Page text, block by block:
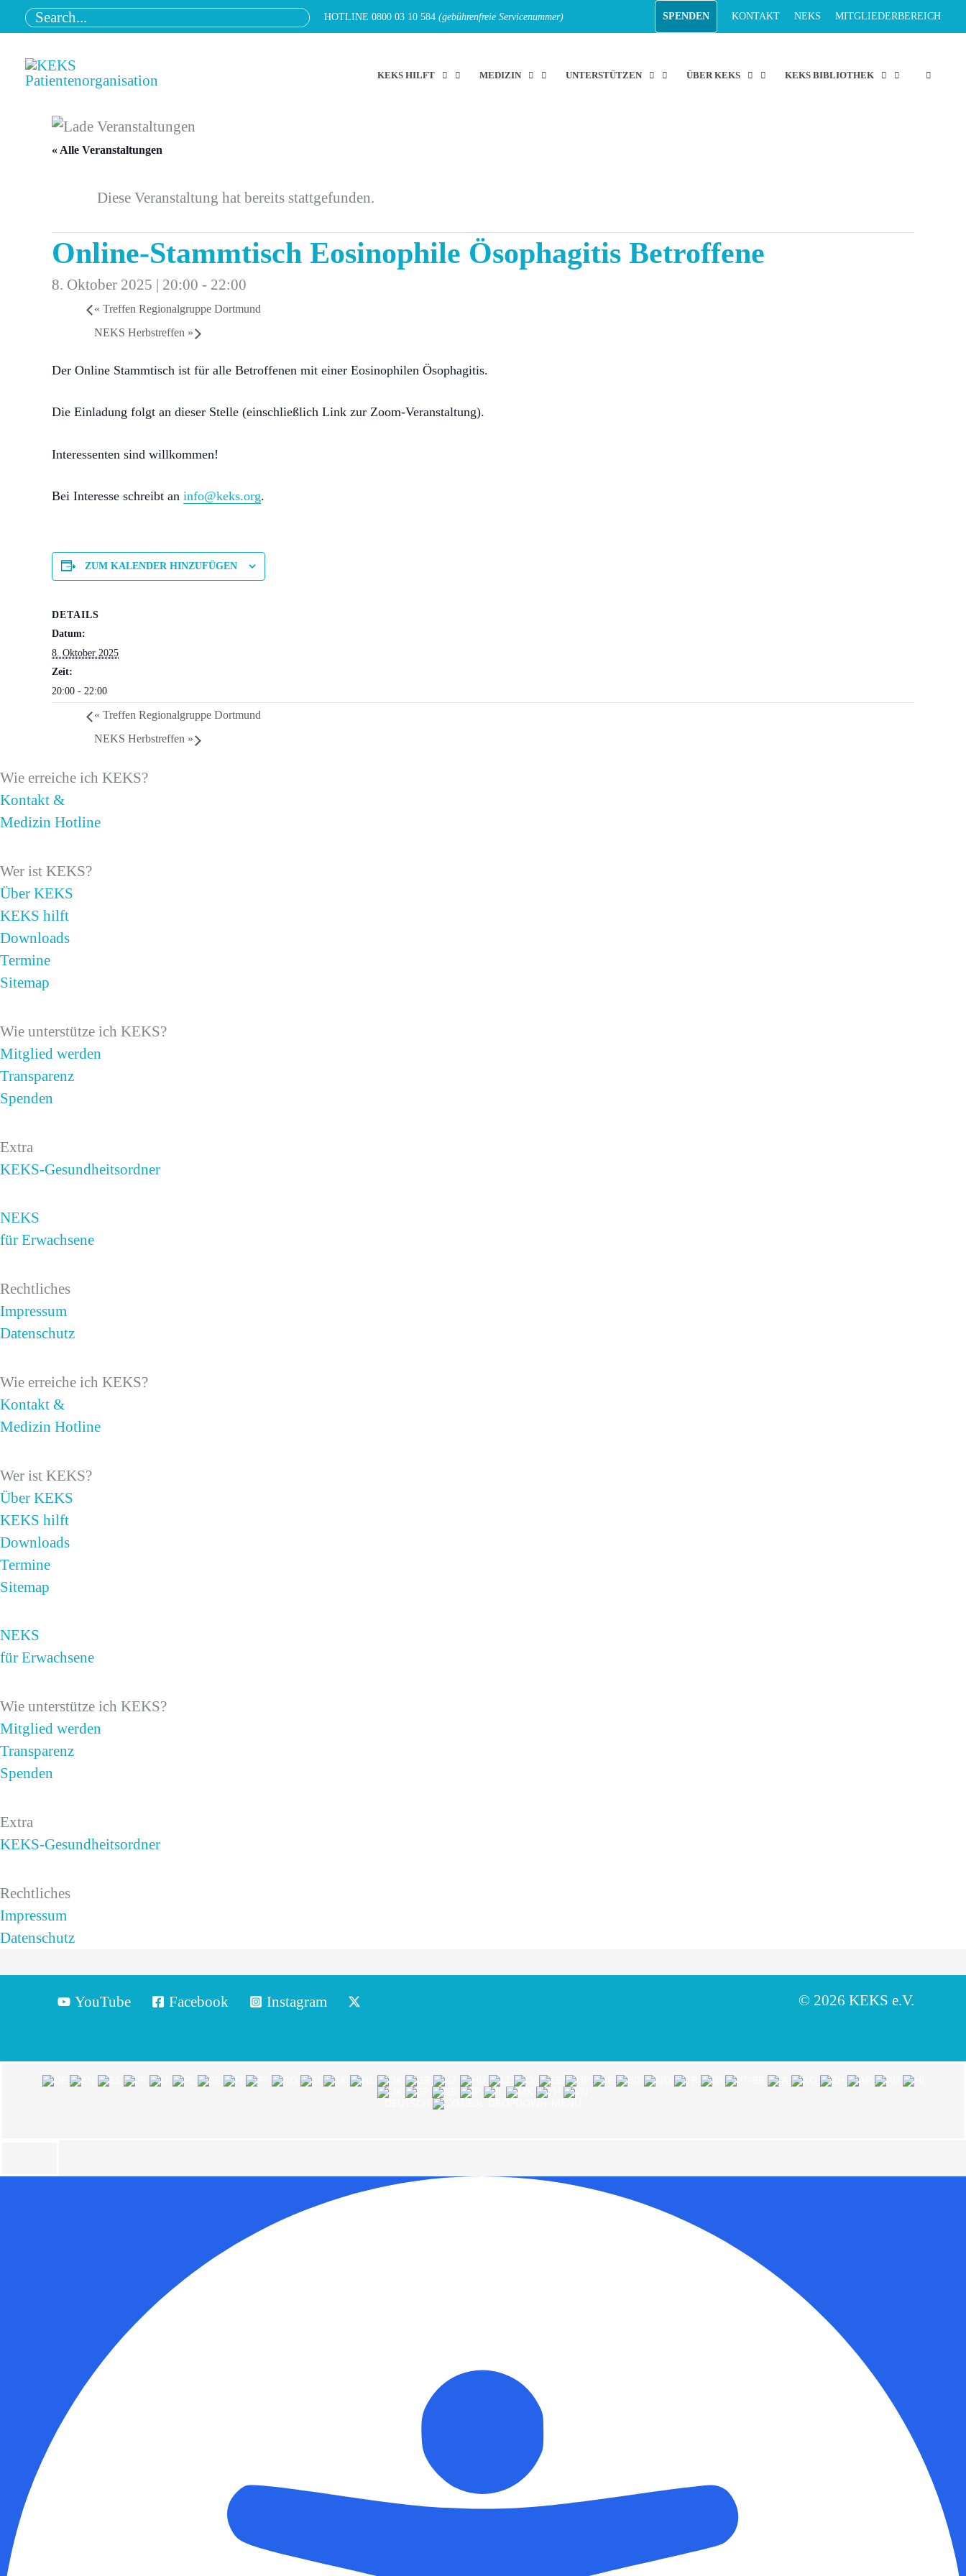
Zum
Inhalt
springen
Search
for:
HOTLINE0800 03 10 584 (gebührenfreie Servicenummer) SPENDEN KONTAKT NEKS MITGLIEDERBEREICH
KEKS HILFT MEDIZIN UNTERSTÜTZEN ÜBER KEKS KEKS BIBLIOTHEK
« Alle Veranstaltungen
Diese Veranstaltung hat bereits stattgefunden.
Online-Stammtisch Eosinophile Ösophagitis Betroffene
8. Oktober 2025 | 20:00 - 22:00
« Treffen Regionalgruppe Dortmund
NEKS Herbstreffen »
Der Online Stammtisch ist für alle Betroffenen mit einer Eosinophilen Ösophagitis.
Die Einladung folgt an dieser Stelle (einschließlich Link zur Zoom-Veranstaltung).
Interessenten sind willkommen!
Bei Interesse schreibt an info@keks.org.
ZUM KALENDER HINZUFÜGEN
DETAILS
Datum:
8. Oktober 2025
Zeit:
20:00 - 22:00
« Treffen Regionalgruppe Dortmund
NEKS Herbstreffen »
Wie erreiche ich KEKS?
Kontakt &
Medizin Hotline
Wer ist KEKS?
Über KEKS
KEKS hilft
Downloads
Termine
Sitemap
Wie unterstütze ich KEKS?
Mitglied werden
Transparenz
Spenden
Extra
KEKS-Gesundheitsordner
NEKS
für Erwachsene
Rechtliches
Impressum
Datenschutz
Wie erreiche ich KEKS?
Kontakt &
Medizin Hotline
Wer ist KEKS?
Über KEKS
KEKS hilft
Downloads
Termine
Sitemap
NEKS
für Erwachsene
Wie unterstütze ich KEKS?
Mitglied werden
Transparenz
Spenden
Extra
KEKS-Gesundheitsordner
Rechtliches
Impressum
Datenschutz
YouTube Facebook Instagram © 2026 KEKS e.V.
DEUTSCH